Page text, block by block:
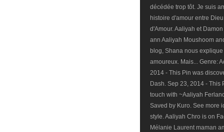
décédée trop tôt. Je suis
histoire d'amour entre
d'Amour. Aaliyah et
ann Aaliyah Moushoom
blog, Shana nous
amoureux. Mais... Genre:
2014 - This Pin was
Dash. Sep 23, 2014 - This
touch with ~Aaliyah
Saved by Kuro. See more
style. Aaliyah Chro is on
Mélanie Laurent maman